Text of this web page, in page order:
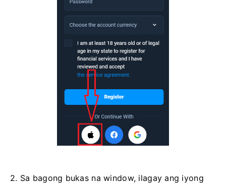
2. Sa bagong bukas na window, ilagay ang iyong